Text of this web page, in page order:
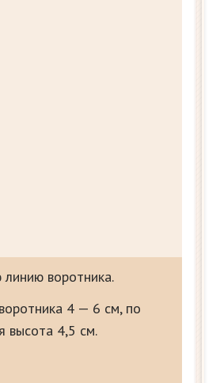
воротника.
4 — 6 см, по
высота 4,5 см.